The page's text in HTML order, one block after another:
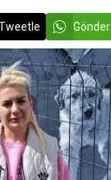
Gönder